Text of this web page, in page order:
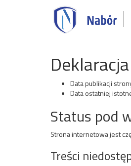
Data publikacji
Data ostatniej
Status pod
Strona internetowa jest
Treści